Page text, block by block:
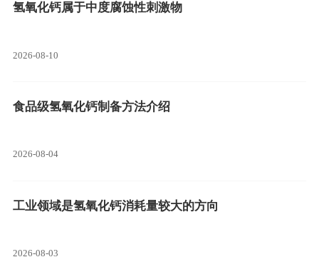
氢氧化钙属于中度腐蚀性刺激物
2026-08-10
食品级氢氧化钙制备方法介绍
2026-08-04
工业领域是氢氧化钙消耗量较大的方向
2026-08-03